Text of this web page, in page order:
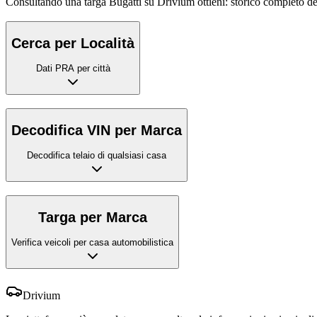
Cerca per Località
Dati PRA per città
Decodifica VIN per Marca
Decodifica telaio di qualsiasi casa
Targa per Marca
Verifica veicoli per casa automobilistica
Drivium